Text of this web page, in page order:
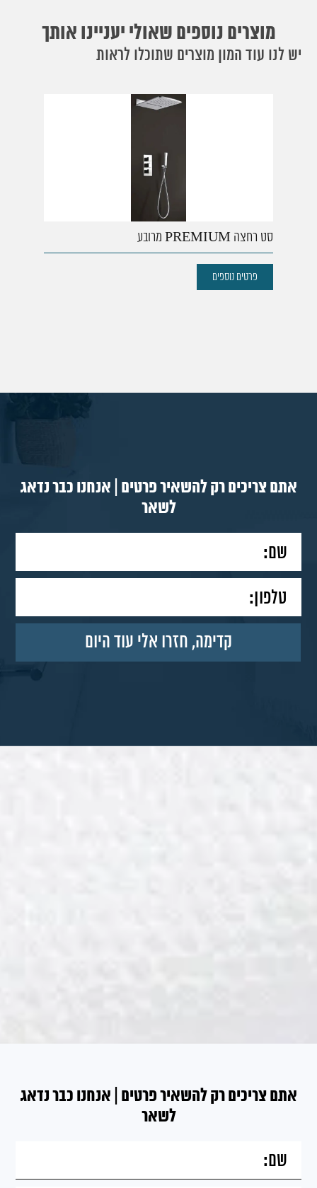
מוצרים נוספים שאולי יעניינו אותך
יש לנו עוד המון מוצרים שתוכלו לראות
סט רחצה PREMIUM מרובע
פרטים נוספים
אתם צריכים רק להשאיר פרטים | אנחנו כבר נדאג
לשאר
אתם צריכים רק להשאיר פרטים | אנחנו כבר נדאג
לשאר